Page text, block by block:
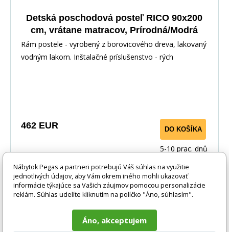
Detská poschodová posteľ RICO 90x200
cm, vrátane matracov, Prírodná/Modrá
Rám postele - vyrobený z borovicového dreva, lakovaný
vodným lakom. Inštalačné príslušenstvo - rých
462 EUR DO KOŠÍKA
5-10 prac. dnů
Nábytok Pegas a partneri potrebujú Váš súhlas na využitie
jednotlivých údajov, aby Vám okrem iného mohli ukazovať
informácie týkajúce sa Vašich záujmov pomocou personalizácie
reklám. Súhlas udelíte kliknutím na políčko "Áno, súhlasím".
Áno, akceptujem